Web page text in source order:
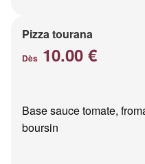
Pizza tourana
Dès 10.00 €
Base sauce tomate,
boursin